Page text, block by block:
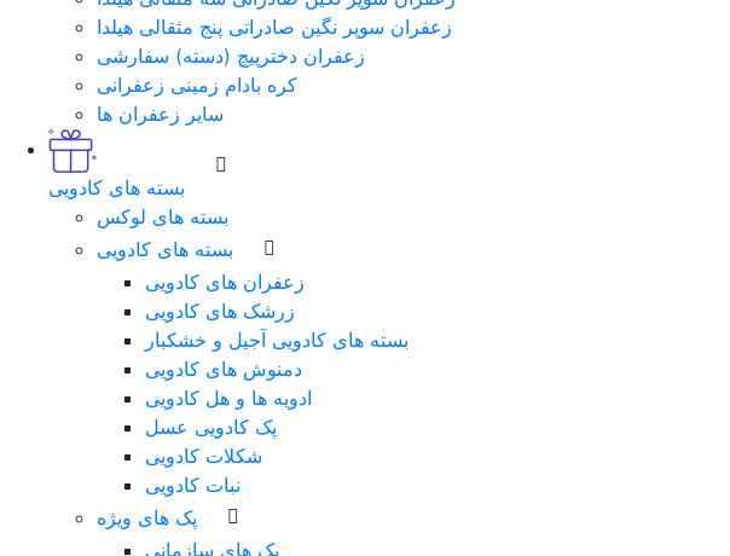
زعفران سوپر نگین صادراتی پنج مثقالی هیلدا
زعفران دخترپیچ (دسته) سفارشی
کره بادام زمینی زعفرانی
سایر زعفران ها
بسته های کادویی
بسته های لوکس
بسته های کادویی
زعفران های کادویی
زرشک های کادویی
بسته های کادویی آجیل و خشکبار
دمنوش های کادویی
ادویه ها و هل کادویی
پک کادویی عسل
شکلات کادویی
نبات کادویی
پک های ویژه
پک های سازمانی